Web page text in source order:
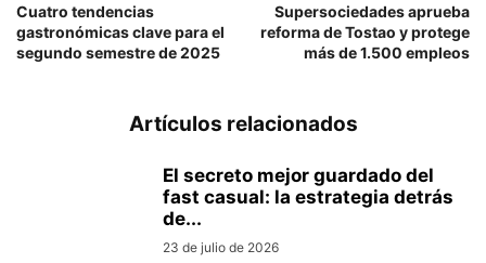
Cuatro tendencias
gastronómicas clave para el
segundo semestre de 2025
Supersociedades aprueba
reforma de Tostao y protege
más de 1.500 empleos
Artículos relacionados
El secreto mejor guardado del
fast casual: la estrategia detrás
de...
23 de julio de 2026